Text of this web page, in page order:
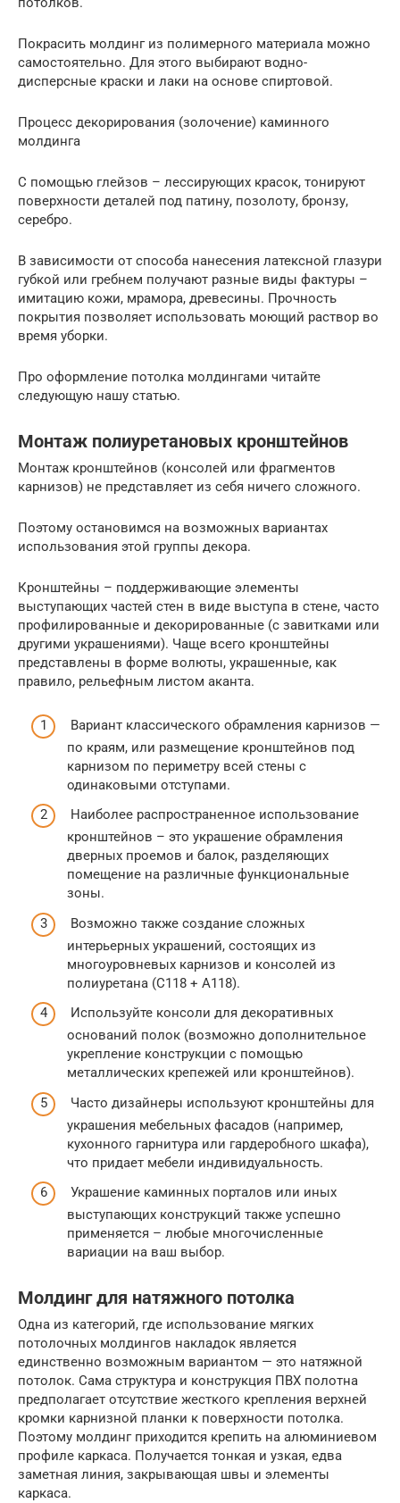
Покрасить молдинг из полимерного материала можно
самостоятельно. Для этого выбирают водно-
дисперсные краски и лаки на основе спиртовой.
Процесс декорирования (золочение) каминного
молдинга
С помощью глейзов – лессирующих красок, тонируют
поверхности деталей под патину, позолоту, бронзу,
серебро.
В зависимости от способа нанесения латексной глазури
губкой или гребнем получают разные виды фактуры –
имитацию кожи, мрамора, древесины. Прочность
покрытия позволяет использовать моющий раствор во
время уборки.
Про оформление потолка молдингами читайте
следующую нашу статью.
Монтаж полиуретановых кронштейнов
Монтаж кронштейнов (консолей или фрагментов
карнизов) не представляет из себя ничего сложного.
Поэтому остановимся на возможных вариантах
использования этой группы декора.
Кронштейны – поддерживающие элементы
выступающих частей стен в виде выступа в стене, часто
профилированные и декорированные (с завитками или
другими украшениями). Чаще всего кронштейны
представлены в форме волюты, украшенные, как
правило, рельефным листом аканта.
Вариант классического обрамления карнизов —
по краям, или размещение кронштейнов под
карнизом по периметру всей стены с
одинаковыми отступами.
Наиболее распространенное использование
кронштейнов – это украшение обрамления
дверных проемов и балок, разделяющих
помещение на различные функциональные
зоны.
Возможно также создание сложных
интерьерных украшений, состоящих из
многоуровневых карнизов и консолей из
полиуретана (C118 + A118).
Используйте консоли для декоративных
оснований полок (возможно дополнительное
укрепление конструкции с помощью
металлических крепежей или кронштейнов).
Часто дизайнеры используют кронштейны для
украшения мебельных фасадов (например,
кухонного гарнитура или гардеробного шкафа),
что придает мебели индивидуальность.
Украшение каминных порталов или иных
выступающих конструкций также успешно
применяется – любые многочисленные
вариации на ваш выбор.
Молдинг для натяжного потолка
Одна из категорий, где использование мягких
потолочных молдингов накладок является
единственно возможным вариантом — это натяжной
потолок. Сама структура и конструкция ПВХ полотна
предполагает отсутствие жесткого крепления верхней
кромки карнизной планки к поверхности потолка.
Поэтому молдинг приходится крепить на алюминиевом
профиле каркаса. Получается тонкая и узкая, едва
заметная линия, закрывающая швы и элементы
каркаса.